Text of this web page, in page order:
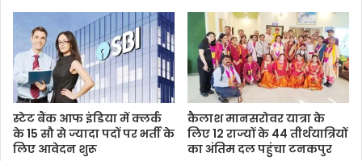
स्टेट बैंक आफ इंडिया में क्लर्क
के 15 सौ से ज्यादा पदों पर भर्ती के
लिए आवेदन शुरू
कैलाश मानसरोवर यात्रा के
लिए 12 राज्यों के 44 तीर्थयात्रियों
का अंतिम दल पहुंचा टनकपुर